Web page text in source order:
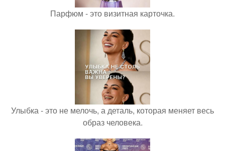
Парфюм - это визитная карточка.
Улыбка - это не мелочь, а деталь, которая меняет весь
образ человека.